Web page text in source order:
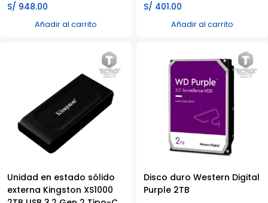
S/ 948.00
Añadir al carrito
S/ 401.00
Añadir al carrito
Unidad en estado sólido
externa Kingston XS1000
Disco duro Western Digital
Purple 2TB